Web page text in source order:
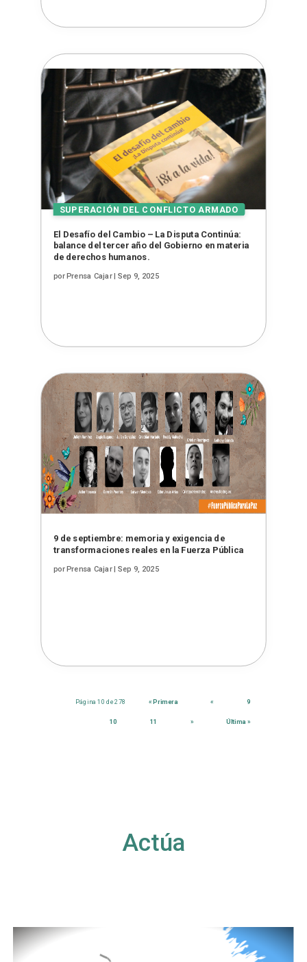
El Desafío del Cambio – La Disputa Continúa:
balance del tercer año del Gobierno en materia
de derechos humanos.
porPrensa Cajar| Sep 9, 2025
9 de septiembre: memoria y exigencia de
transformaciones reales en la Fuerza Pública
porPrensa Cajar| Sep 9, 2025
Página 10 de 278 « Primera « 9
10 11 » Última »
Actúa